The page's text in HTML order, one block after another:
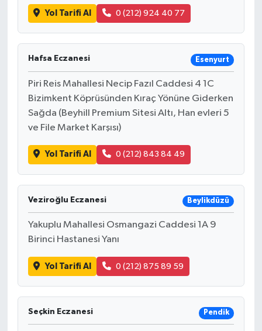
Yol Tarifi Al 0 (212) 924 40 77
Hafsa Eczanesi Esenyurt
Piri Reis Mahallesi Necip Fazıl Caddesi 4 1C
Bizimkent Köprüsünden Kıraç Yönüne Giderken
Sağda (Beyhill Premium Sitesi Altı, Han evleri 5
ve File Market Karşısı)
Yol Tarifi Al 0 (212) 843 84 49
Veziroğlu Eczanesi Beylikdüzü
Yakuplu Mahallesi Osmangazi Caddesi 1A 9
Birinci Hastanesi Yanı
Yol Tarifi Al 0 (212) 875 89 59
Seçkin Eczanesi Pendik